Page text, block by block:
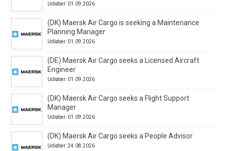
Udløber: 01.09.2026
(DK) Maersk Air Cargo is seeking a Maintenance
Planning Manager
Udløber: 01.09.2026
(DE) Maersk Air Cargo seeks a Licensed Aircraft
Engineer
Udløber: 01.09.2026
(DK) Maersk Air Cargo seeks a Flight Support
Manager
Udløber: 01.09.2026
(DK) Maersk Air Cargo seeks a People Advisor
Udløber: 24.08.2026